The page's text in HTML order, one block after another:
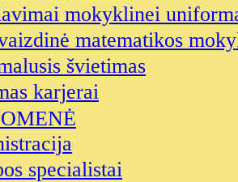
mokyklinei
matematikos
švietimas
karjerai
specialistai